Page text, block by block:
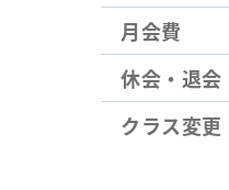
月会費
休会・退会
クラス変更